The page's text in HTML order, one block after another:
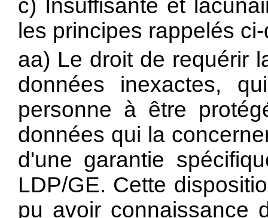
c) Insuffisante et
les principes rappelés
aa) Le droit de requérir
données inexactes,
personne à être
données qui la
d'une garantie
LDP/GE. Cette
pu avoir connaissance